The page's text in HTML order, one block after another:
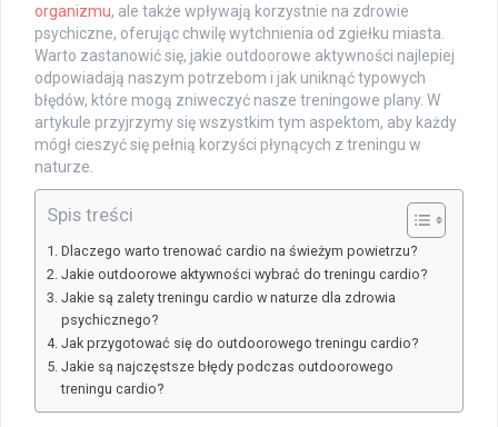
organizmu, ale także wpływają korzystnie na zdrowie
psychiczne, oferując chwilę wytchnienia od zgiełku miasta.
Warto zastanowić się, jakie outdoorowe aktywności najlepiej
odpowiadają naszym potrzebom i jak uniknąć typowych
błędów, które mogą zniweczyć nasze treningowe plany. W
artykule przyjrzymy się wszystkim tym aspektom, aby każdy
mógł cieszyć się pełnią korzyści płynących z treningu w
naturze.
Spis treści
Dlaczego warto trenować cardio na świeżym powietrzu?
Jakie outdoorowe aktywności wybrać do treningu cardio?
Jakie są zalety treningu cardio w naturze dla zdrowia
psychicznego?
Jak przygotować się do outdoorowego treningu cardio?
Jakie są najczęstsze błędy podczas outdoorowego
treningu cardio?